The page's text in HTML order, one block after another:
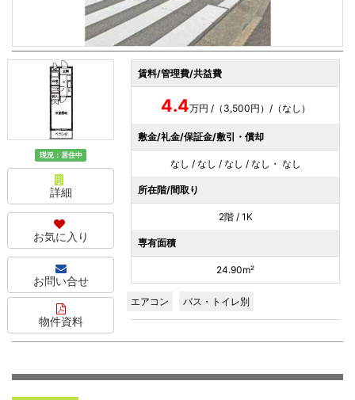
現況：居住中
詳細
お気に入り
お問い合せ
物件資料
賃料/管理費/共益費
4.4万円 /（3,500円）/（なし）
敷金/礼金/保証金/敷引・償却
なし / なし / なし / なし・ なし
所在階/間取り
2階 / 1K
専有面積
24.90m²
エアコン バス・トイレ別